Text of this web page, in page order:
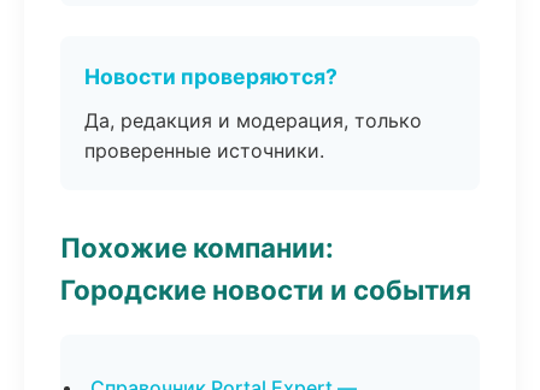
Новости проверяются?
Да, редакция и модерация, только
проверенные источники.
Похожие компании:
Городские новости и события